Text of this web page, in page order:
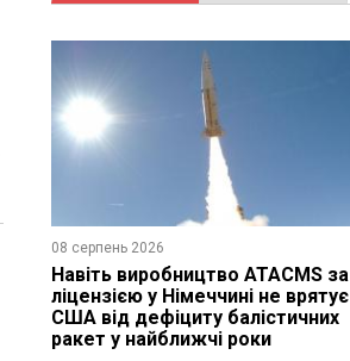
08 серпень 2026
Навіть виробництво ATACMS за
ліцензією у Німеччині не врятує
США від дефіциту балістичних
ракет у найближчі роки